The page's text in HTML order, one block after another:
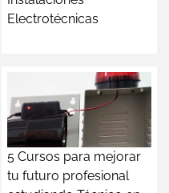
Electrotécnicas
5 Cursos para mejorar
tu futuro profesional